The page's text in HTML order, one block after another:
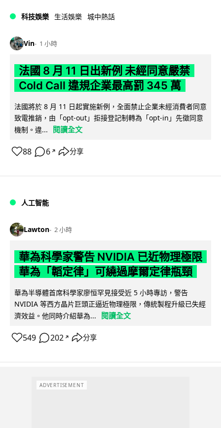
科技娛樂 生活娛樂 城中熱話
Vin 1 小時
法國 8 月 11 日出新例 未經同意嚴禁
Cold Call 違規企業最高罰 345 萬
法國將於 8 月 11 日起實施新例，全面禁止企業未經消費者同意
致電推銷，由「opt-out」拒接登記制轉為「opt-in」先徵同意
機制。違...
閱讀全文
88 6 ↗ 分享
人工智能
Lawton 2 小時
華為科學家警告 NVIDIA 已近物理極限
華為「韜定律」可繞過摩爾定律瓶頸
華為半導體首席科學家廖恒罕見接受近 5 小時專訪，警告
NVIDIA 等西方晶片巨頭正逼近物理極限，傳統製程升級已失經
濟效益。他同時介紹華為...
閱讀全文
549 202 ↗ 分享
ADVERTISEMENT